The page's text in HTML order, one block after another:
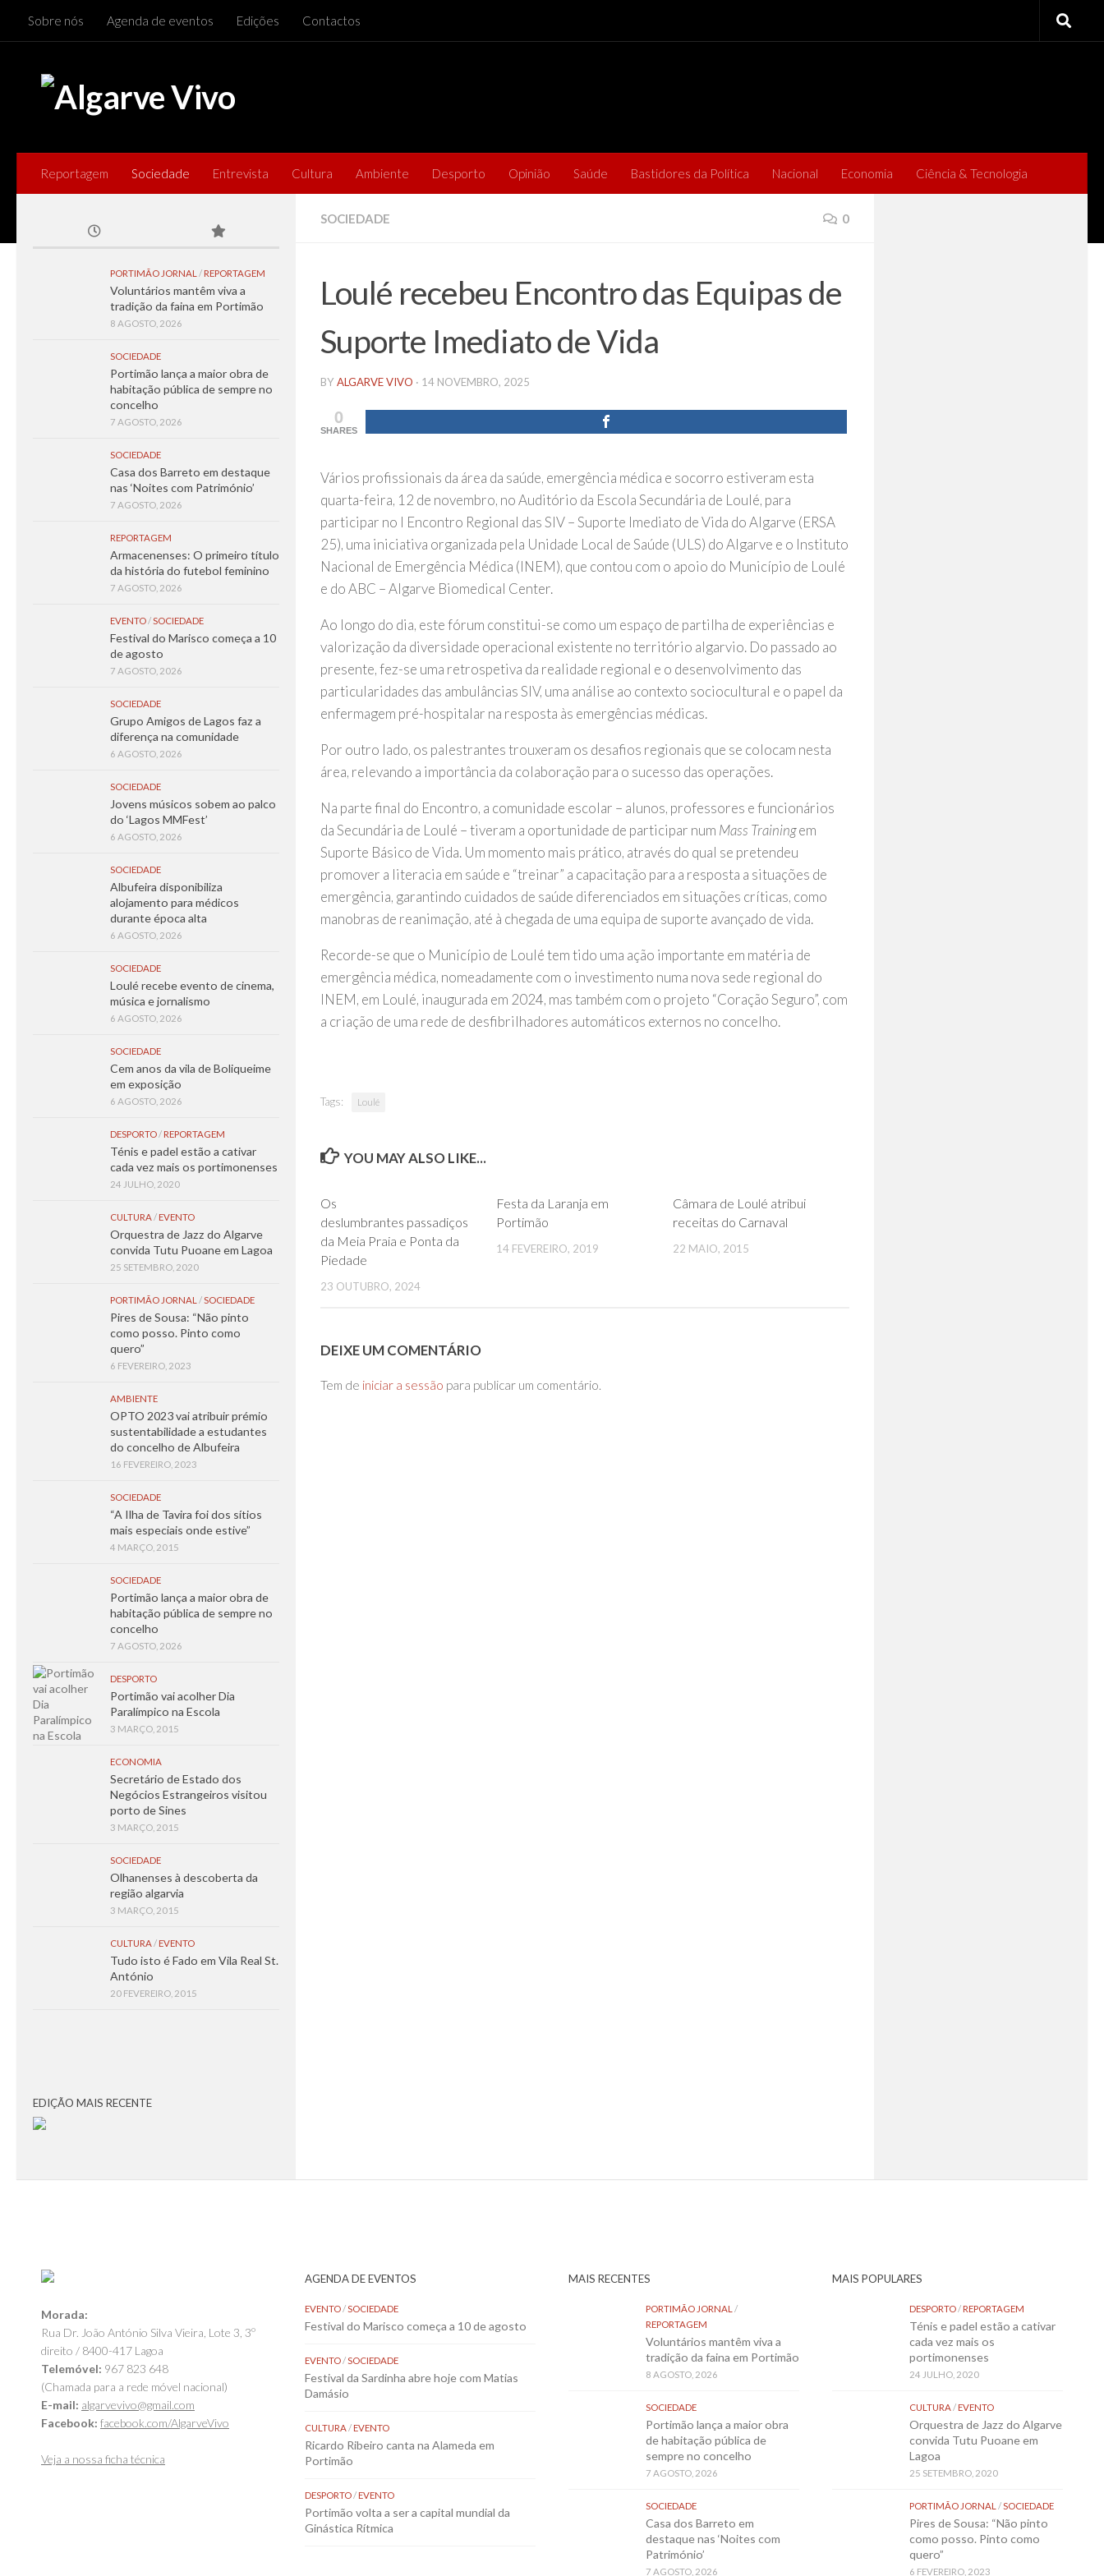
Skip to content
Sobre nós Agenda de eventos Edições Contactos
Reportagem Sociedade Entrevista Cultura Ambiente Desporto Opinião Saúde Bastidores da Política Nacional Economia Ciência & Tecnologia
SOCIEDADE 0
Loulé recebeu Encontro das Equipas de
Suporte Imediato de Vida
BY ALGARVE VIVO · 14 NOVEMBRO, 2025
0
SHARES
Vários profissionais da área da saúde, emergência médica e socorro estiveram esta
quarta-feira, 12 de novembro, no Auditório da Escola Secundária de Loulé, para
participar no I Encontro Regional das SIV – Suporte Imediato de Vida do Algarve (ERSA
25), uma iniciativa organizada pela Unidade Local de Saúde (ULS) do Algarve e o Instituto
Nacional de Emergência Médica (INEM), que contou com o apoio do Município de Loulé
e do ABC – Algarve Biomedical Center.
Ao longo do dia, este fórum constitui-se como um espaço de partilha de experiências e
valorização da diversidade operacional existente no território algarvio. Do passado ao
presente, fez-se uma retrospetiva da realidade regional e o desenvolvimento das
particularidades das ambulâncias SIV, uma análise ao contexto sociocultural e o papel da
enfermagem pré-hospitalar na resposta às emergências médicas.
Por outro lado, os palestrantes trouxeram os desafios regionais que se colocam nesta
área, relevando a importância da colaboração para o sucesso das operações.
Na parte final do Encontro, a comunidade escolar – alunos, professores e funcionários
da Secundária de Loulé – tiveram a oportunidade de participar num Mass Trainingem
Suporte Básico de Vida. Um momento mais prático, através do qual se pretendeu
promover a literacia em saúde e “treinar” a capacitação para a resposta a situações de
emergência, garantindo cuidados de saúde diferenciados em situações críticas, como
manobras de reanimação, até à chegada de uma equipa de suporte avançado de vida.
Recorde-se que o Município de Loulé tem tido uma ação importante em matéria de
emergência médica, nomeadamente com o investimento numa nova sede regional do
INEM, em Loulé, inaugurada em 2024, mas também com o projeto “Coração Seguro”, com
a criação de uma rede de desfibrilhadores automáticos externos no concelho.
Tags: Loulé
YOU MAY ALSO LIKE...
Os
deslumbrantes passadiços
da Meia Praia e Ponta da
Piedade
23 OUTUBRO, 2024
Festa da Laranja em
Portimão
14 FEVEREIRO, 2019
Câmara de Loulé atribui
receitas do Carnaval
22 MAIO, 2015
DEIXE UM COMENTÁRIO
Tem de iniciar a sessão para publicar um comentário.
PORTIMÃO JORNAL / REPORTAGEM
Voluntários mantêm viva a
tradição da faina em Portimão
8 AGOSTO, 2026
SOCIEDADE
Portimão lança a maior obra de
habitação pública de sempre no
concelho
7 AGOSTO, 2026
SOCIEDADE
Casa dos Barreto em destaque
nas ‘Noites com Património’
7 AGOSTO, 2026
REPORTAGEM
Armacenenses: O primeiro título
da história do futebol feminino
7 AGOSTO, 2026
EVENTO/SOCIEDADE
Festival do Marisco começa a 10
de agosto
7 AGOSTO, 2026
SOCIEDADE
Grupo Amigos de Lagos faz a
diferença na comunidade
6 AGOSTO, 2026
SOCIEDADE
Jovens músicos sobem ao palco
do ‘Lagos MMFest’
6 AGOSTO, 2026
SOCIEDADE
Albufeira disponibiliza
alojamento para médicos
durante época alta
6 AGOSTO, 2026
SOCIEDADE
Loulé recebe evento de cinema,
música e jornalismo
6 AGOSTO, 2026
SOCIEDADE
Cem anos da vila de Boliqueime
em exposição
6 AGOSTO, 2026
DESPORTO/ REPORTAGEM
Ténis e padel estão a cativar
cada vez mais os portimonenses
24 JULHO, 2020
CULTURA/ EVENTO
Orquestra de Jazz do Algarve
convida Tutu Puoane em Lagoa
25 SETEMBRO, 2020
PORTIMÃO JORNAL /SOCIEDADE
Pires de Sousa: “Não pinto
como posso. Pinto como
quero”
6 FEVEREIRO, 2023
AMBIENTE
OPTO 2023 vai atribuir prémio
sustentabilidade a estudantes
do concelho de Albufeira
16 FEVEREIRO, 2023
SOCIEDADE
“A Ilha de Tavira foi dos sítios
mais especiais onde estive”
4 MARÇO, 2015
SOCIEDADE
Portimão lança a maior obra de
habitação pública de sempre no
concelho
7 AGOSTO, 2026
DESPORTO
Portimão vai acolher Dia
Paralímpico na Escola
3 MARÇO, 2015
ECONOMIA
Secretário de Estado dos
Negócios Estrangeiros visitou
porto de Sines
3 MARÇO, 2015
SOCIEDADE
Olhanenses à descoberta da
região algarvia
3 MARÇO, 2015
CULTURA/ EVENTO
Tudo isto é Fado em Vila Real St.
António
20 FEVEREIRO, 2015
EDIÇÃO MAIS RECENTE
Morada:
Rua Dr. João António Silva Vieira, Lote 3, 3º
direito / 8400-417 Lagoa
Telemóvel: 967 823 648
(Chamada para a rede móvel nacional)
E-mail: algarvevivo@gmail.com
Facebook: facebook.com/AlgarveVivo
Veja a nossa ficha técnica
AGENDA DE EVENTOS
EVENTO/SOCIEDADE
Festival do Marisco começa a 10 de agosto
EVENTO/SOCIEDADE
Festival da Sardinha abre hoje com Matias
Damásio
CULTURA/EVENTO
Ricardo Ribeiro canta na Alameda em
Portimão
DESPORTO/EVENTO
Portimão volta a ser a capital mundial da
Ginástica Rítmica
MAIS RECENTES
PORTIMÃO JORNAL /
REPORTAGEM
Voluntários mantêm viva a
tradição da faina em Portimão
8 AGOSTO, 2026
SOCIEDADE
Portimão lança a maior obra
de habitação pública de
sempre no concelho
7 AGOSTO, 2026
SOCIEDADE
Casa dos Barreto em
destaque nas ‘Noites com
Património’
7 AGOSTO, 2026
MAIS POPULARES
DESPORTO/REPORTAGEM
Ténis e padel estão a cativar
cada vez mais os
portimonenses
24 JULHO, 2020
CULTURA/EVENTO
Orquestra de Jazz do Algarve
convida Tutu Puoane em
Lagoa
25 SETEMBRO, 2020
PORTIMÃO JORNAL /SOCIEDADE
Pires de Sousa: “Não pinto
como posso. Pinto como
quero”
6 FEVEREIRO, 2023